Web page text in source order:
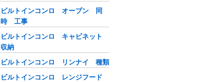
ビルトインコンロ オーブン 同
時 工事
ビルトインコンロ キャビネット
収納
ビルトインコンロ リンナイ 種類
ビルトインコンロ レンジフード